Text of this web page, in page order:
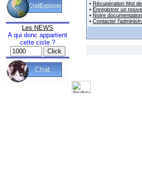
Les NEWS
A qui donc appartient
cette ciste ?
• Récupération Mot
• Enregistrer un
• Notre documentation
• Contacter